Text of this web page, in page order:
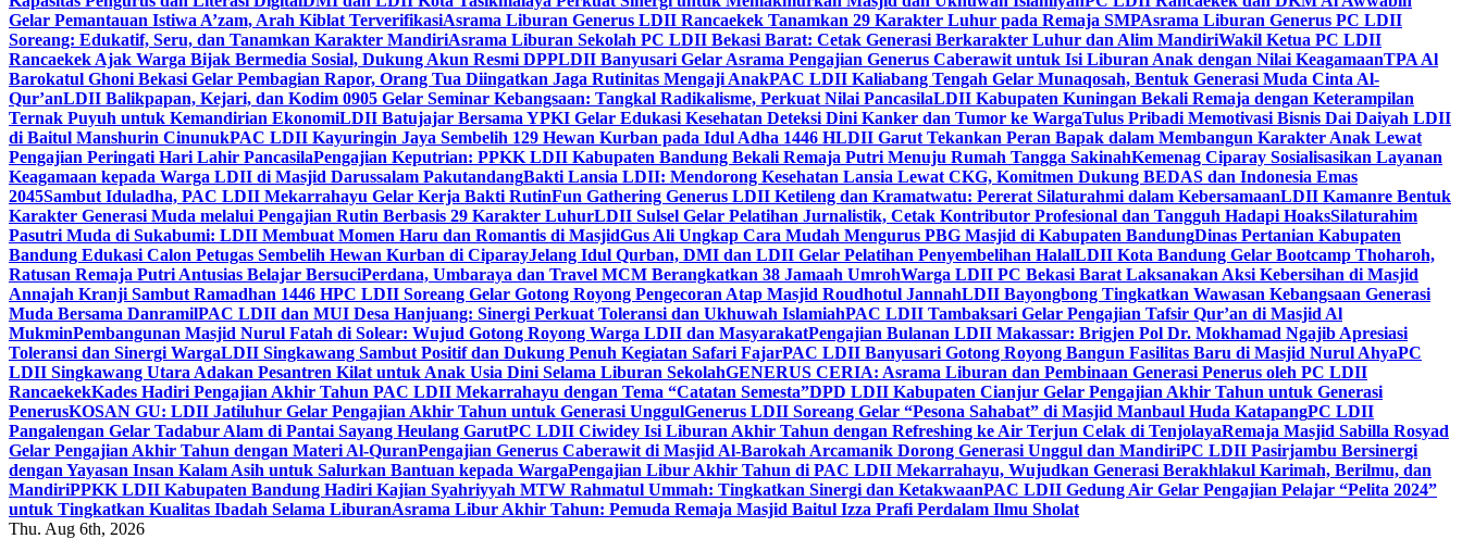
Gelar Pemantauan Istiwa A’zam, Arah Kiblat TerverifikasiAsrama Liburan Generus LDII Rancaekek Tanamkan 29 Karakter Luhur pada Remaja SMPAsrama Liburan Generus PC LDII
Soreang: Edukatif, Seru, dan Tanamkan Karakter MandiriAsrama Liburan Sekolah PC LDII Bekasi Barat: Cetak Generasi Berkarakter Luhur dan Alim MandiriWakil Ketua PC LDII
Rancaekek Ajak Warga Bijak Bermedia Sosial, Dukung Akun Resmi DPPLDII Banyusari Gelar Asrama Pengajian Generus Caberawit untuk Isi Liburan Anak dengan Nilai KeagamaanTPA Al
Barokatul Ghoni Bekasi Gelar Pembagian Rapor, Orang Tua Diingatkan Jaga Rutinitas Mengaji AnakPAC LDII Kaliabang Tengah Gelar Munaqosah, Bentuk Generasi Muda Cinta Al-
Qur’anLDII Balikpapan, Kejari, dan Kodim 0905 Gelar Seminar Kebangsaan: Tangkal Radikalisme, Perkuat Nilai PancasilaLDII Kabupaten Kuningan Bekali Remaja dengan Keterampilan
Ternak Puyuh untuk Kemandirian EkonomiLDII Batujajar Bersama YPKI Gelar Edukasi Kesehatan Deteksi Dini Kanker dan Tumor ke WargaTulus Pribadi Memotivasi Bisnis Dai Daiyah LDII
di Baitul Manshurin CinunukPAC LDII Kayuringin Jaya Sembelih 129 Hewan Kurban pada Idul Adha 1446 HLDII Garut Tekankan Peran Bapak dalam Membangun Karakter Anak Lewat
Pengajian Peringati Hari Lahir PancasilaPengajian Keputrian: PPKK LDII Kabupaten Bandung Bekali Remaja Putri Menuju Rumah Tangga SakinahKemenag Ciparay Sosialisasikan Layanan
Keagamaan kepada Warga LDII di Masjid Darussalam PakutandangBakti Lansia LDII: Mendorong Kesehatan Lansia Lewat CKG, Komitmen Dukung BEDAS dan Indonesia Emas
2045Sambut Iduladha, PAC LDII Mekarrahayu Gelar Kerja Bakti RutinFun Gathering Generus LDII Ketileng dan Kramatwatu: Pererat Silaturahmi dalam KebersamaanLDII Kamanre Bentuk
Karakter Generasi Muda melalui Pengajian Rutin Berbasis 29 Karakter LuhurLDII Sulsel Gelar Pelatihan Jurnalistik, Cetak Kontributor Profesional dan Tangguh Hadapi HoaksSilaturahim
Pasutri Muda di Sukabumi: LDII Membuat Momen Haru dan Romantis di MasjidGus Ali Ungkap Cara Mudah Mengurus PBG Masjid di Kabupaten BandungDinas Pertanian Kabupaten
Bandung Edukasi Calon Petugas Sembelih Hewan Kurban di CiparayJelang Idul Qurban, DMI dan LDII Gelar Pelatihan Penyembelihan HalalLDII Kota Bandung Gelar Bootcamp Thoharoh,
Ratusan Remaja Putri Antusias Belajar BersuciPerdana, Umbaraya dan Travel MCM Berangkatkan 38 Jamaah UmrohWarga LDII PC Bekasi Barat Laksanakan Aksi Kebersihan di Masjid
Annajah Kranji Sambut Ramadhan 1446 HPC LDII Soreang Gelar Gotong Royong Pengecoran Atap Masjid Roudhotul JannahLDII Bayongbong Tingkatkan Wawasan Kebangsaan Generasi
Muda Bersama DanramilPAC LDII dan MUI Desa Hanjuang: Sinergi Perkuat Toleransi dan Ukhuwah IslamiahPAC LDII Tambaksari Gelar Pengajian Tafsir Qur’an di Masjid Al
MukminPembangunan Masjid Nurul Fatah di Solear: Wujud Gotong Royong Warga LDII dan MasyarakatPengajian Bulanan LDII Makassar: Brigjen Pol Dr. Mokhamad Ngajib Apresiasi
Toleransi dan Sinergi WargaLDII Singkawang Sambut Positif dan Dukung Penuh Kegiatan Safari FajarPAC LDII Banyusari Gotong Royong Bangun Fasilitas Baru di Masjid Nurul AhyaPC
LDII Singkawang Utara Adakan Pesantren Kilat untuk Anak Usia Dini Selama Liburan SekolahGENERUS CERIA: Asrama Liburan dan Pembinaan Generasi Penerus oleh PC LDII
RancaekekKades Hadiri Pengajian Akhir Tahun PAC LDII Mekarrahayu dengan Tema “Catatan Semesta”DPD LDII Kabupaten Cianjur Gelar Pengajian Akhir Tahun untuk Generasi
PenerusKOSAN GU: LDII Jatiluhur Gelar Pengajian Akhir Tahun untuk Generasi UnggulGenerus LDII Soreang Gelar “Pesona Sahabat” di Masjid Manbaul Huda KatapangPC LDII
Pangalengan Gelar Tadabur Alam di Pantai Sayang Heulang GarutPC LDII Ciwidey Isi Liburan Akhir Tahun dengan Refreshing ke Air Terjun Celak di TenjolayaRemaja Masjid Sabilla Rosyad
Gelar Pengajian Akhir Tahun dengan Materi Al-QuranPengajian Generus Caberawit di Masjid Al-Barokah Arcamanik Dorong Generasi Unggul dan MandiriPC LDII Pasirjambu Bersinergi
dengan Yayasan Insan Kalam Asih untuk Salurkan Bantuan kepada WargaPengajian Libur Akhir Tahun di PAC LDII Mekarrahayu, Wujudkan Generasi Berakhlakul Karimah, Berilmu, dan
MandiriPPKK LDII Kabupaten Bandung Hadiri Kajian Syahriyyah MTW Rahmatul Ummah: Tingkatkan Sinergi dan KetakwaanPAC LDII Gedung Air Gelar Pengajian Pelajar “Pelita 2024”
untuk Tingkatkan Kualitas Ibadah Selama LiburanAsrama Libur Akhir Tahun: Pemuda Remaja Masjid Baitul Izza Prafi Perdalam Ilmu Sholat
Thu. Aug 6th, 2026